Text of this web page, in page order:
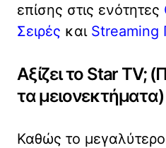
επίσης στις ενότητες
Σειρές και Streaming
Αξίζει το Star TV;
τα μειονεκτήματα)
Καθώς το